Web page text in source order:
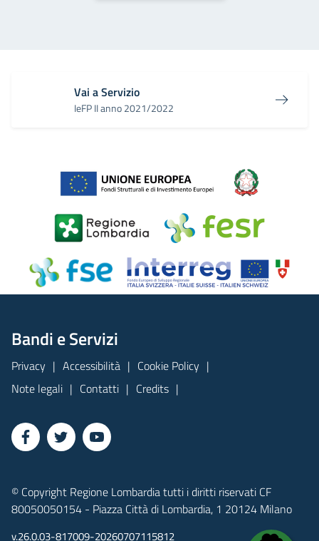
Vai a Servizio
IeFP II anno 2021/2022
Bandi e Servizi
Privacy Accessibilità
Cookie Policy
Note legali
Contatti Credits
© Copyright Regione Lombardia tutti i diritti riservati CF
80050050154 - Piazza Città di Lombardia, 1 20124 Milano
v.26.0.03-817009-20260707115812